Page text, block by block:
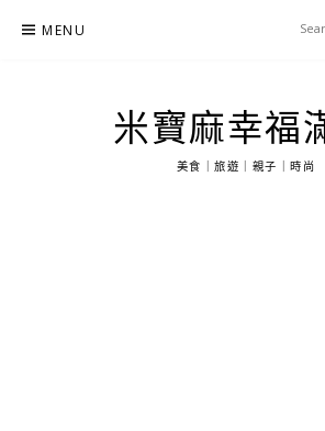
MENU
米寶麻幸福
美食｜旅遊｜親子｜時尚